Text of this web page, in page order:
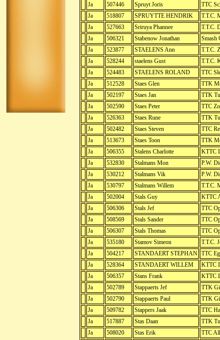
Ja
507446 Spruyt Joris
TTC
Ja
518807 SPRUYTTE HENDRIK
T.T.C.
Ja
527663 Sriruya Phannee
T.T.C.
Ja
506321 Stabenow Jonathan
Smash
Ja
523877 STAELENS Ann
T.T.C.
Ja
528244 staelens Gust
T.T.C.
Ja
524483 STAELENS ROLAND
TTC
Ja
512528 Staes Glen
TTK
Ja
502197 Staes Jan
TTK
Ja
502590 Staes Peter
TTC
Ja
526363 Staes Rune
TTK
Ja
502482 Staes Steven
TTC
Ja
513673 Staes Toon
TTK
Ja
506355 Stalens Charlotte
KTTC
Ja
532830 Stalmans Mon
P.W.
Ja
530212 Stalmans Vik
P.W.
Ja
530797 Stalmans Willem
T.T.C.
Ja
502004 Stals Guy
KTTC
Ja
506306 Stals Jef
TTC
Ja
508569 Stals Sander
TTC
Ja
506307 Stals Thomas
TTC
Ja
535180 Stamov Simeon
T.T.C.
Ja
504217 STANDAERT STEPHAN TTC
Ja
528364 STANDAERT WILLEM
KTTC
Ja
506357 Stans Frank
KTTC
Ja
502789 Stappaerts Jef
TTK
Ja
502790 Stappaerts Paul
TTK
Ja
509782 Stappers Jaak
TTC
Ja
517887 Stas Daan
TTK
Ja
508020 Stas Erik
TTC